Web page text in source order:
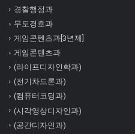
경찰행정과
무도경호과
게임콘텐츠과[3년제]
게임콘텐츠과
(라이프디자인학과)
(전기차드론과)
(컴퓨터코딩과)
(시각영상디자인과)
(공간디자인과)